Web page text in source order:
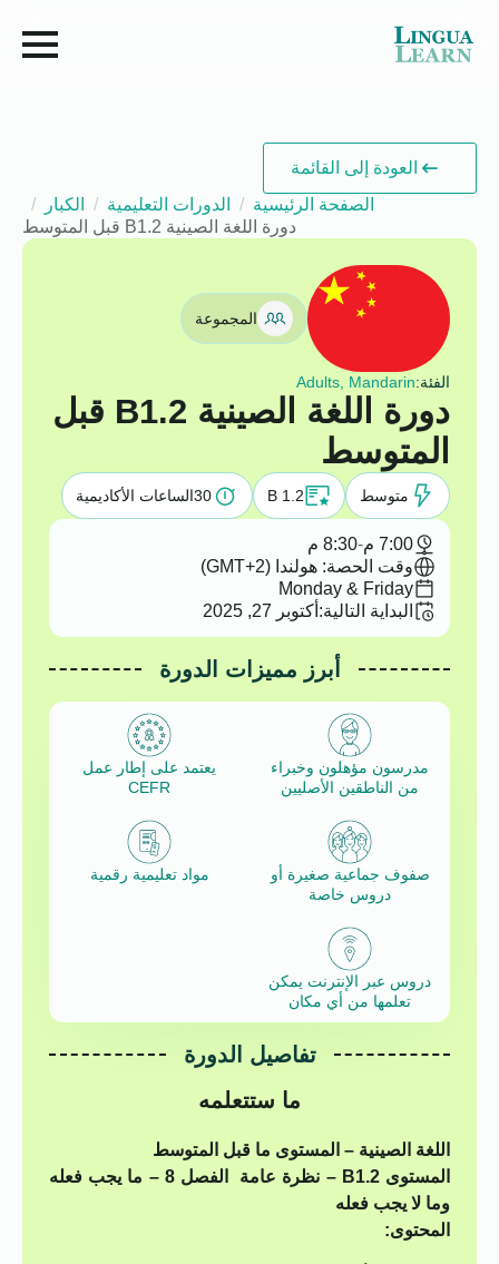
العودة إلى القائمة
الصفحة الرئيسية
الدورات التعليمية
الكبار
دورة اللغة الصينية B1.2 قبل المتوسط
المجموعة
الفئة:Adults, Mandarin
دورة اللغة الصينية B1.2 قبل
المتوسط
متوسط B 1.2
30الساعات الأكاديمية
7:00 م -8:30 م
وقت الحصة: هولندا (GMT+2)
Monday & Friday
البداية التالية: أكتوبر 27, 2025
أبرز مميزات الدورة
مدرسون مؤهلون وخبراء
من الناطقين الأصليين
يعتمد على إطار عمل
CEFR
صفوف جماعية صغيرة أو
دروس خاصة
مواد تعليمية رقمية
دروس عبر الإنترنت يمكن
تعلمها من أي مكان
تفاصيل الدورة
ما ستتعلمه
اللغة الصينية – المستوى ما قبل المتوسط
المستوى B1.2 – نظرة عامة
الفصل 8 – ما يجب فعله
وما لا يجب فعله
المحتوى: